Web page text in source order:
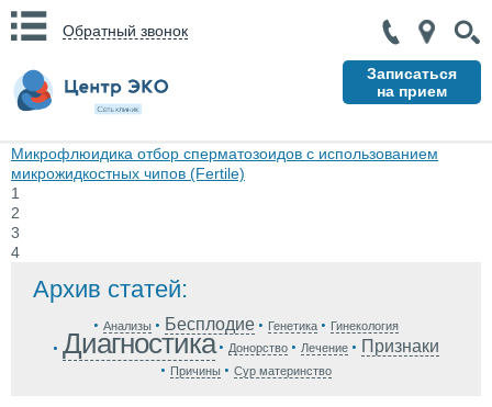
Обратный звонок
Записаться
на прием
Микрофлюидика отбор сперматозоидов с использованием
микрожидкостных чипов (Fertile)
1
2
3
4
Архив статей:
Анализы Бесплодие Генетика Гинекология
Диагностика Донорство Лечение Признаки
Причины Сур материнство